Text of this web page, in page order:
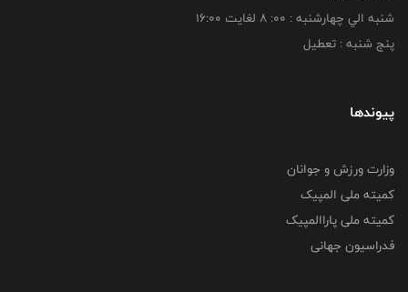
شنبه الي چهارشنبه : 00: 8 لغايت 16:00
پنج شنبه : تعطیل
پیوندها
وزارت ورزش و جوانان
کمیته ملی المپیک
کمیته ملی پاراالمپیک
فدراسیون جهانی